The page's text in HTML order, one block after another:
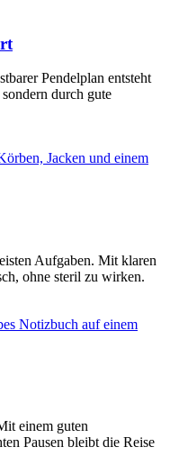
Pendelplan entsteht
durch gute
Aufgaben. Mit klaren
ohne steril zu wirken.
einem guten
Pausen bleibt die Reise